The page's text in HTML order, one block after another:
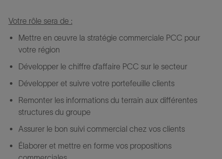
Votre rôle sera de :
Mettre en œuvre la stratégie commerciale PCC pour
votre région
Développer le chiffre d’affaire PCC sur le secteur
Développer et suivre votre portefeuille clients
Remonter les informations du terrain aux différentes
structures du groupe
Assurer le bon suivi commercial chez vos clients
Élaborer et mettre en forme vos propositions